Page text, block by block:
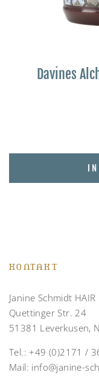
Davines
KONTAKT
Janine Schmidt HAIR
Quettinger Str. 24
51381 Leverkusen,
Tel.:+49 (0)2171 /
Mail: info@janine-